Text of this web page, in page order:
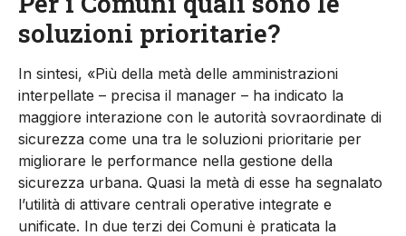
soluzioni prioritarie?
In sintesi, «Più della metà delle amministrazioni
interpellate – precisa il manager – ha indicato la
maggiore interazione con le autorità sovraordinate di
sicurezza come una tra le soluzioni prioritarie per
migliorare le performance nella gestione della
sicurezza urbana. Quasi la metà di esse ha segnalato
l’utilità di attivare centrali operative integrate e
unificate. In due terzi dei Comuni è praticata la